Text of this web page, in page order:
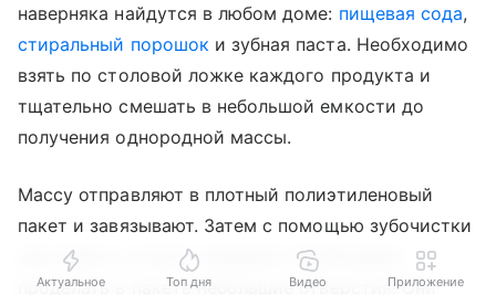
наверняка найдутся в любом доме: пищевая сода,
стиральный порошок и зубная паста. Необходимо
взять по столовой ложке каждого продукта и
тщательно смешать в небольшой емкости до
получения однородной массы.
Массу отправляют в плотный полиэтиленовый
пакет и завязывают. Затем с помощью зубочистки
или любого острого предмета необходимо
проделать в пакете небольшие отверстия. Они
Актуальное Топ дня Видео Приложение